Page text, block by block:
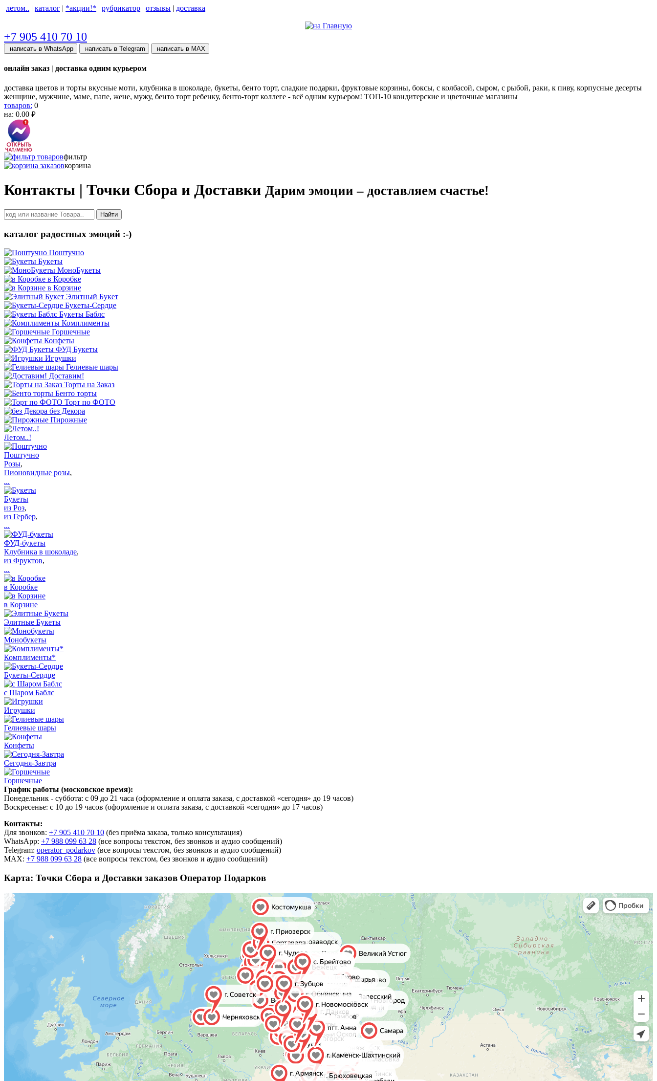
летом.. | каталог | *акции!* | рубрикатор | отзывы | доставка
+7 905 410 70 10
написать в WhatsApp написать в Telegram написать в МАХ
онлайн заказ | доставка одним курьером
доставка цветов и торты вкусные моти, клубника в шоколаде, букеты, бенто торт, сладкие подарки, фруктовые корзины, боксы, с колбасой, сыром, с рыбой, раки, к пиву, корпусные десерты
женщине, мужчине, маме, папе, жене, мужу, бенто торт ребенку, бенто-торт коллеге - всё одним курьером! ТОП-10 кондитерские и цветочные магазины
товаров: 0
на: 0.00 руб.
фильтр
корзина
Контакты | Точки Сбора и Доставки Дарим эмоции – доставляем счастье!
Найти
каталог радостных эмоций :-)
Поштучно
Букеты
МоноБукеты
в Коробке
в Корзине
Элитный Букет
Букеты-Сердце
Букеты Баблс
Комплименты
Горшечные
Конфеты
ФУД Букеты
Игрушки
Гелиевые шары
Доставим!
Торты на Заказ
Бенто торты
Торт по ФОТО
без Декора
Пирожные
Летом..!
Поштучно
Розы,
Пионовидные розы,
...
Букеты
из Роз,
из Гербер,
...
ФУД-букеты
Клубника в шоколаде,
из Фруктов,
...
в Коробке
в Корзине
Элитные Букеты
Монобукеты
Комплименты*
Букеты-Сердце
с Шаром Баблс
Игрушки
Гелиевые шары
Конфеты
Сегодня-Завтра
Горшечные
График работы (московское время):
Понедельник - суббота: с 09 до 21 часа (оформление и оплата заказа, с доставкой «сегодня» до 19 часов)
Воскресенье: с 10 до 19 часов (оформление и оплата заказа, с доставкой «сегодня» до 17 часов)
Контакты:
Для звонков: +7 905 410 70 10 (без приёма заказа, только консультация)
WhatsApp: +7 988 099 63 28 (все вопросы текстом, без звонков и аудио сообщений)
Telegram: operator_podarkov (все вопросы текстом, без звонков и аудио сообщений)
МАХ: +7 988 099 63 28 (все вопросы текстом, без звонков и аудио сообщений)
Карта: Точки Сбора и Доставки заказов Оператор Подарков